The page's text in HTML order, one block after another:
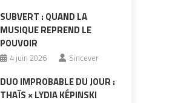
SUBVERT : QUAND LA
MUSIQUE REPREND LE
POUVOIR
4 juin 2026 Sincever
DUO IMPROBABLE DU JOUR :
THAÏS × LYDIA KÉPINSKI